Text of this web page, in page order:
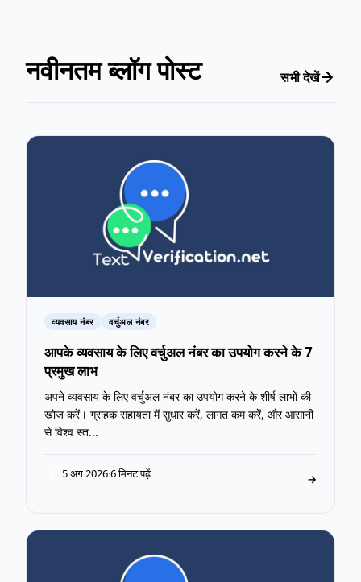
नवीनतम ब्लॉग पोस्ट सभी देखें
व्यवसाय नंबर वर्चुअल नंबर
आपके व्यवसाय के लिए वर्चुअल नंबर का उपयोग करने के 7
प्रमुख लाभ
अपने व्यवसाय के लिए वर्चुअल नंबर का उपयोग करने के शीर्ष लाभों की
खोज करें। ग्राहक सहायता में सुधार करें, लागत कम करें, और आसानी
से विश्व स्त...
5 अग 2026·6 मिनट पढ़ें →